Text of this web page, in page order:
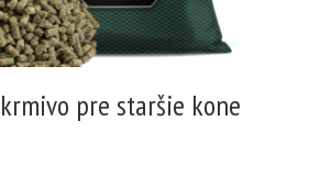
pre staršie kone